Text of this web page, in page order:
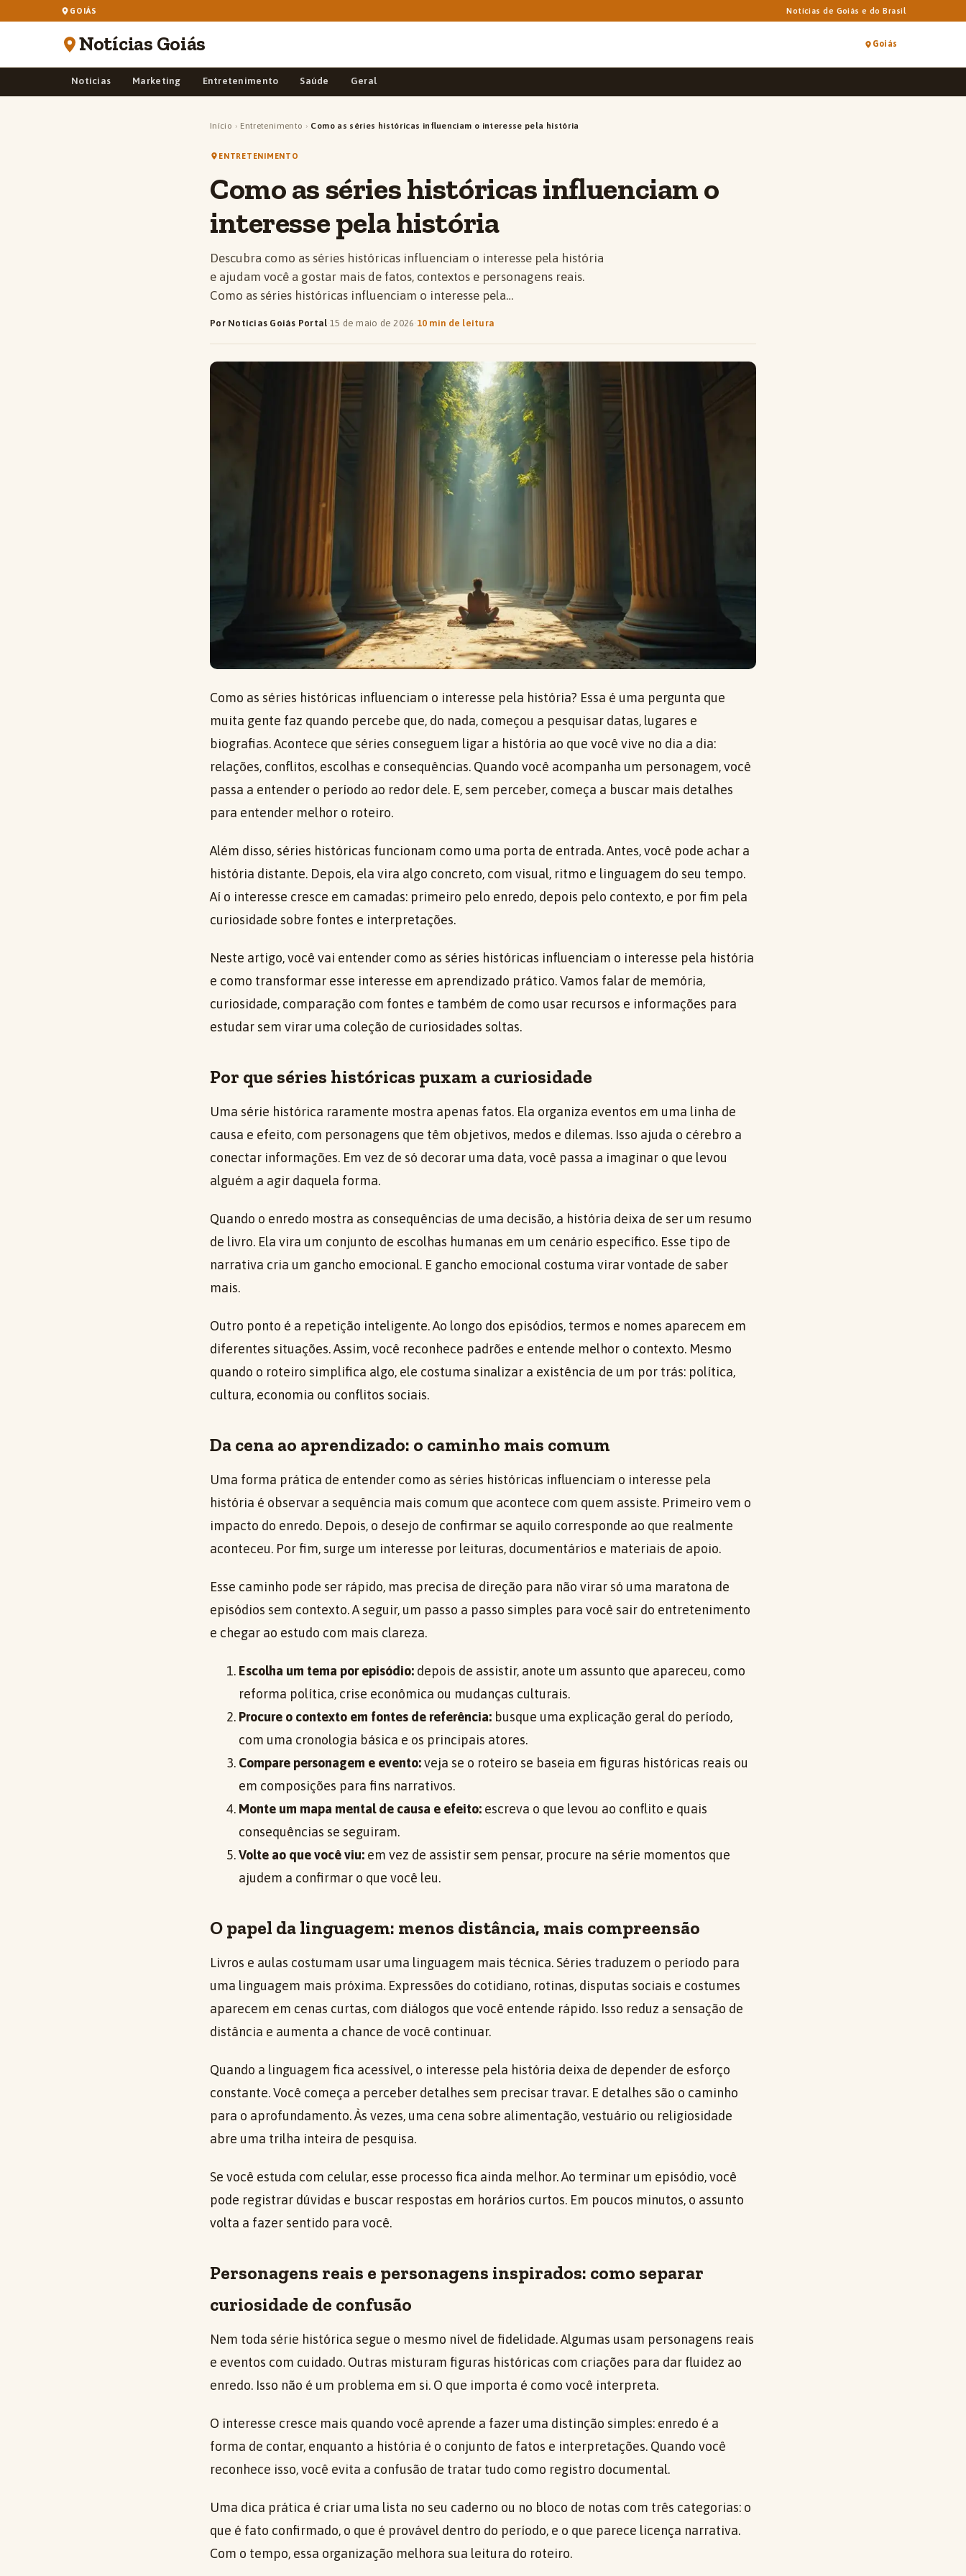
GOIÁS Notícias de Goiás e do Brasil
Notícias Goiás Goiás
Notícias Marketing Entretenimento Saúde Geral
Início › Entretenimento › Como as séries históricas influenciam o interesse pela história
ENTRETENIMENTO
Como as séries históricas influenciam o
interesse pela história
Descubra como as séries históricas influenciam o interesse pela história
e ajudam você a gostar mais de fatos, contextos e personagens reais.
Como as séries históricas influenciam o interesse pela…
Por Notícias Goiás Portal·15 de maio de 2026· 10 min de leitura
Como as séries históricas influenciam o interesse pela história? Essa é uma pergunta que
muita gente faz quando percebe que, do nada, começou a pesquisar datas, lugares e
biografias. Acontece que séries conseguem ligar a história ao que você vive no dia a dia:
relações, conflitos, escolhas e consequências. Quando você acompanha um personagem, você
passa a entender o período ao redor dele. E, sem perceber, começa a buscar mais detalhes
para entender melhor o roteiro.
Além disso, séries históricas funcionam como uma porta de entrada. Antes, você pode achar a
história distante. Depois, ela vira algo concreto, com visual, ritmo e linguagem do seu tempo.
Aí o interesse cresce em camadas: primeiro pelo enredo, depois pelo contexto, e por fim pela
curiosidade sobre fontes e interpretações.
Neste artigo, você vai entender como as séries históricas influenciam o interesse pela história
e como transformar esse interesse em aprendizado prático. Vamos falar de memória,
curiosidade, comparação com fontes e também de como usar recursos e informações para
estudar sem virar uma coleção de curiosidades soltas.
Por que séries históricas puxam a curiosidade
Uma série histórica raramente mostra apenas fatos. Ela organiza eventos em uma linha de
causa e efeito, com personagens que têm objetivos, medos e dilemas. Isso ajuda o cérebro a
conectar informações. Em vez de só decorar uma data, você passa a imaginar o que levou
alguém a agir daquela forma.
Quando o enredo mostra as consequências de uma decisão, a história deixa de ser um resumo
de livro. Ela vira um conjunto de escolhas humanas em um cenário específico. Esse tipo de
narrativa cria um gancho emocional. E gancho emocional costuma virar vontade de saber
mais.
Outro ponto é a repetição inteligente. Ao longo dos episódios, termos e nomes aparecem em
diferentes situações. Assim, você reconhece padrões e entende melhor o contexto. Mesmo
quando o roteiro simplifica algo, ele costuma sinalizar a existência de um por trás: política,
cultura, economia ou conflitos sociais.
Da cena ao aprendizado: o caminho mais comum
Uma forma prática de entender como as séries históricas influenciam o interesse pela
história é observar a sequência mais comum que acontece com quem assiste. Primeiro vem o
impacto do enredo. Depois, o desejo de confirmar se aquilo corresponde ao que realmente
aconteceu. Por fim, surge um interesse por leituras, documentários e materiais de apoio.
Esse caminho pode ser rápido, mas precisa de direção para não virar só uma maratona de
episódios sem contexto. A seguir, um passo a passo simples para você sair do entretenimento
e chegar ao estudo com mais clareza.
Escolha um tema por episódio: depois de assistir, anote um assunto que apareceu, como
reforma política, crise econômica ou mudanças culturais.
Procure o contexto em fontes de referência: busque uma explicação geral do período,
com uma cronologia básica e os principais atores.
Compare personagem e evento:veja se o roteiro se baseia em figuras históricas reais ou
em composições para fins narrativos.
Monte um mapa mental de causa e efeito: escreva o que levou ao conflito e quais
consequências se seguiram.
Volte ao que você viu: em vez de assistir sem pensar, procure na série momentos que
ajudem a confirmar o que você leu.
O papel da linguagem: menos distância, mais compreensão
Livros e aulas costumam usar uma linguagem mais técnica. Séries traduzem o período para
uma linguagem mais próxima. Expressões do cotidiano, rotinas, disputas sociais e costumes
aparecem em cenas curtas, com diálogos que você entende rápido. Isso reduz a sensação de
distância e aumenta a chance de você continuar.
Quando a linguagem fica acessível, o interesse pela história deixa de depender de esforço
constante. Você começa a perceber detalhes sem precisar travar. E detalhes são o caminho
para o aprofundamento. Às vezes, uma cena sobre alimentação, vestuário ou religiosidade
abre uma trilha inteira de pesquisa.
Se você estuda com celular, esse processo fica ainda melhor. Ao terminar um episódio, você
pode registrar dúvidas e buscar respostas em horários curtos. Em poucos minutos, o assunto
volta a fazer sentido para você.
Personagens reais e personagens inspirados: como separar
curiosidade de confusão
Nem toda série histórica segue o mesmo nível de fidelidade. Algumas usam personagens reais
e eventos com cuidado. Outras misturam figuras históricas com criações para dar fluidez ao
enredo. Isso não é um problema em si. O que importa é como você interpreta.
O interesse cresce mais quando você aprende a fazer uma distinção simples: enredo é a
forma de contar, enquanto a história é o conjunto de fatos e interpretações. Quando você
reconhece isso, você evita a confusão de tratar tudo como registro documental.
Uma dica prática é criar uma lista no seu caderno ou no bloco de notas com três categorias: o
que é fato confirmado, o que é provável dentro do período, e o que parece licença narrativa.
Com o tempo, essa organização melhora sua leitura do roteiro.